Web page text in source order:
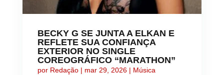
BECKY G SE JUNTA A ELKAN E
REFLETE SUA CONFIANÇA
EXTERIOR NO SINGLE
COREOGRÁFICO “MARATHON”
por Redação| mar 29, 2026| Música